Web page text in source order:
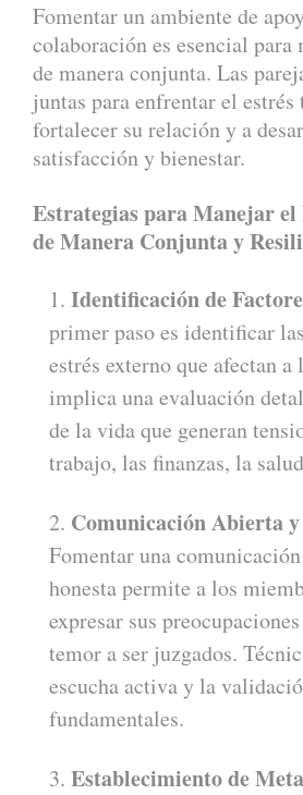
Fomentar un ambiente de
colaboración es esencial para
de manera conjunta. Las
juntas para enfrentar el estrés
fortalecer su relación y a
satisfacción y bienestar.
Estrategias para Manejar
de Manera Conjunta y
Identificación de
primer paso es identificar
estrés externo que afectan a
implica una evaluación
de la vida que generan
trabajo, las finanzas, la
Comunicación Abierta
Fomentar una
honesta permite a los
expresar sus
temor a ser juzgados.
escucha activa y la
fundamentales.
Establecimiento de